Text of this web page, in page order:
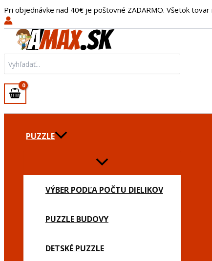
Preskočiť
na
obsah
Pri objednávke nad 40€ je poštovné ZADARMO. Všetok tovar
for:
PUZZLE
VÝBER PODĽA POČTU DIELIKOV
PUZZLE BUDOVY
DETSKÉ PUZZLE
Tričko
Chskym?
Pánske/L/Biela
Main
Menu